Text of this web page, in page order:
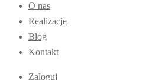
O nas
Realizacje
Blog
Kontakt
Zaloguj